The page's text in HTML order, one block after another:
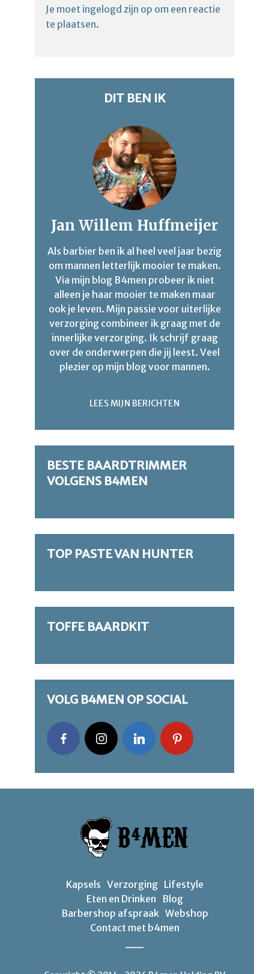
Je moet ingelogd zijn op om een reactie
te plaatsen.
DIT BEN IK
Jan Willem Huffmeijer
Als barbier ben ik al heel veel jaar bezig
om mannen letterlijk mooier te maken.
Via mijn blog B4men probeer ik niet
alleen je haar mooier te maken maar
ook je leven. Mijn passie voor uiterlijke
verzorging combineer ik graag met de
innerlijke verzorging. Ik schrijf graag
over de onderwerpen die jij leest. Veel
plezier op mijn blog voor mannen.
LEES MIJN BERICHTEN
BESTE BAARDTRIMMER
VOLGENS B4MEN
TOP PASTE VAN HUNTER
TOFFE BAARDKIT
VOLG B4MEN OP SOCIAL
Kapsels Verzorging Lifestyle
Eten en Drinken
Blog
Barbershop afspraak Webshop
Contact met b4men